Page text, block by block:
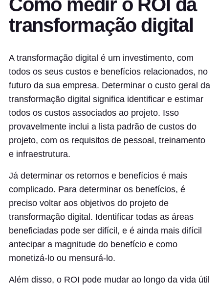
Como medir o ROI da
transformação digital
A transformação digital é um investimento, com
todos os seus custos e benefícios relacionados, no
futuro da sua empresa. Determinar o custo geral da
transformação digital significa identificar e estimar
todos os custos associados ao projeto. Isso
provavelmente inclui a lista padrão de custos do
projeto, com os requisitos de pessoal, treinamento
e infraestrutura.
Já determinar os retornos e benefícios é mais
complicado. Para determinar os benefícios, é
preciso voltar aos objetivos do projeto de
transformação digital. Identificar todas as áreas
beneficiadas pode ser difícil, e é ainda mais difícil
antecipar a magnitude do benefício e como
monetizá-lo ou mensurá-lo.
Além disso, o ROI pode mudar ao longo da vida útil